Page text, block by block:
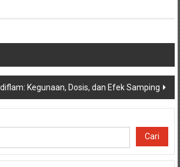
Kegunaan, Dosis, dan Efek Samping
Cari